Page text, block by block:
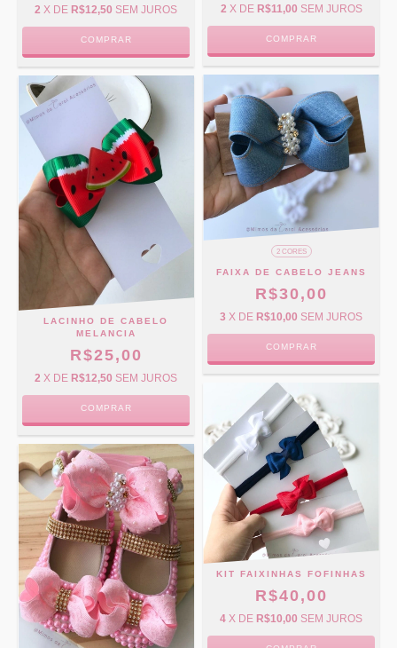
2 X DE R$12,50 SEM JUROS
COMPRAR
2 X DE R$11,00 SEM JUROS
COMPRAR
LACINHO DE CABELO
MELANCIA
R$25,00
2 X DE R$12,50 SEM JUROS
COMPRAR
2 CORES
FAIXA DE CABELO JEANS
R$30,00
3 X DE R$10,00 SEM JUROS
COMPRAR
KIT FAIXINHAS FOFINHAS
R$40,00
4 X DE R$10,00 SEM JUROS